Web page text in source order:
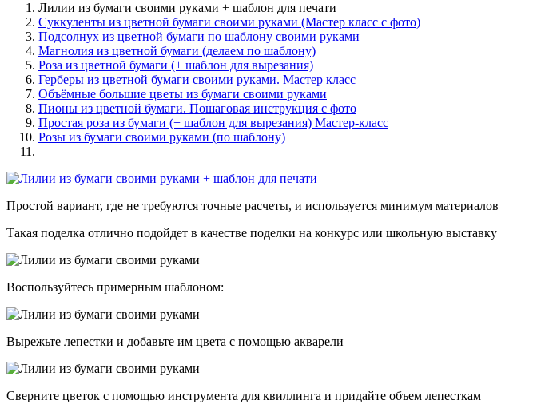
Лилии из бумаги своими руками + шаблон для печати
Суккуленты из цветной бумаги своими руками (Мастер класс с фото)
Подсолнух из цветной бумаги по шаблону своими руками
Магнолия из цветной бумаги (делаем по шаблону)
Роза из цветной бумаги (+ шаблон для вырезания)
Герберы из цветной бумаги своими руками. Мастер класс
Объёмные большие цветы из бумаги своими руками
Пионы из цветной бумаги. Пошаговая инструкция с фото
Простая роза из бумаги (+ шаблон для вырезания) Мастер-класс
Розы из бумаги своими руками (по шаблону)
Простой вариант, где не требуются точные расчеты, и используется минимум материалов
Такая поделка отлично подойдет в качестве поделки на конкурс или школьную выставку
Воспользуйтесь примерным шаблоном:
Вырежьте лепестки и добавьте им цвета с помощью акварели
Сверните цветок с помощью инструмента для квиллинга и придайте объем лепесткам